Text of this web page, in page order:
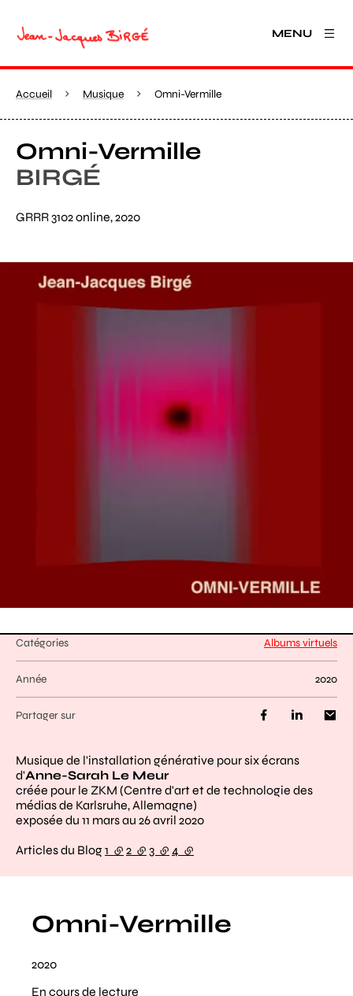
MENU
Accueil Musique Omni-Vermille
Omni-Vermille
BIRGÉ
GRRR 3102 online, 2020
Catégories Albums virtuels
Année 2020
Partager sur
Musique de l'installation générative pour six écrans
d'Anne-Sarah Le Meur
créée pour le ZKM (Centre d'art et de technologie des
médias de Karlsruhe, Allemagne)
exposée du 11 mars au 26 avril 2020
Articles du Blog1 (lien externe)
2 (lien externe)
3 (lien externe)
4 (lien externe)